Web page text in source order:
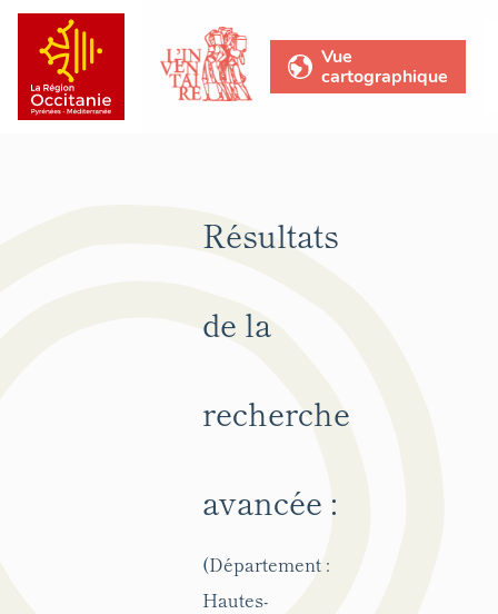
Vue
cartographique
Résultats
de la
recherche
avancée :
(Département :
Hautes-